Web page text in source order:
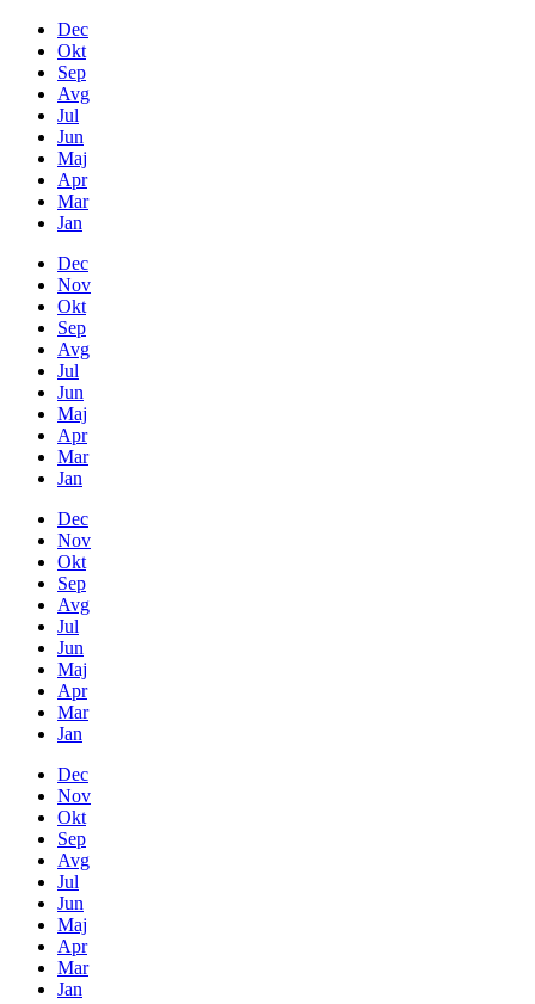
Dec
Okt
Sep
Avg
Jul
Jun
Maj
Apr
Mar
Jan
Dec
Nov
Okt
Sep
Avg
Jul
Jun
Maj
Apr
Mar
Jan
Dec
Nov
Okt
Sep
Avg
Jul
Jun
Maj
Apr
Mar
Jan
Dec
Nov
Okt
Sep
Avg
Jul
Jun
Maj
Apr
Mar
Jan